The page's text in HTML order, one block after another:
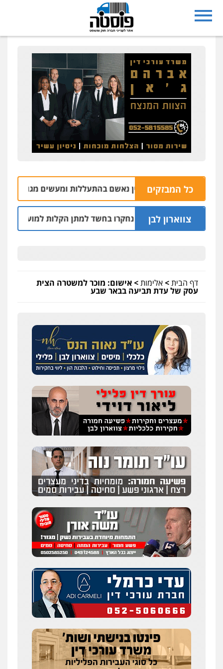
כל המבזקים
במושב אליכין נאשם בהתעללות ומעשים מגונים בשתי
צווארון לבן
שלושה שוטרים נחקרו בחשד למתן הקלות למועדון בבעלות
דף הבית>אלימות>אישום: מוכר למשטרה הצית
עסק של עדת תביעה בבאר שבע